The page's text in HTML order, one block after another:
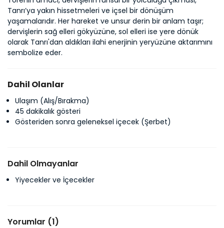
Tanrı’ya yakın hissetmeleri ve içsel bir dönüşüm
yaşamalarıdır. Her hareket ve unsur derin bir anlam taşır;
dervişlerin sağ elleri gökyüzüne, sol elleri ise yere dönük
olarak Tanrı'dan aldıkları ilahi enerjinin yeryüzüne aktarımını
sembolize eder.
Dahil Olanlar
Ulaşım (Alış/Bırakma)
45 dakikalık gösteri
Gösteriden sonra geleneksel içecek (Şerbet)
Dahil Olmayanlar
Yiyecekler ve İçecekler
Yorumlar (1)